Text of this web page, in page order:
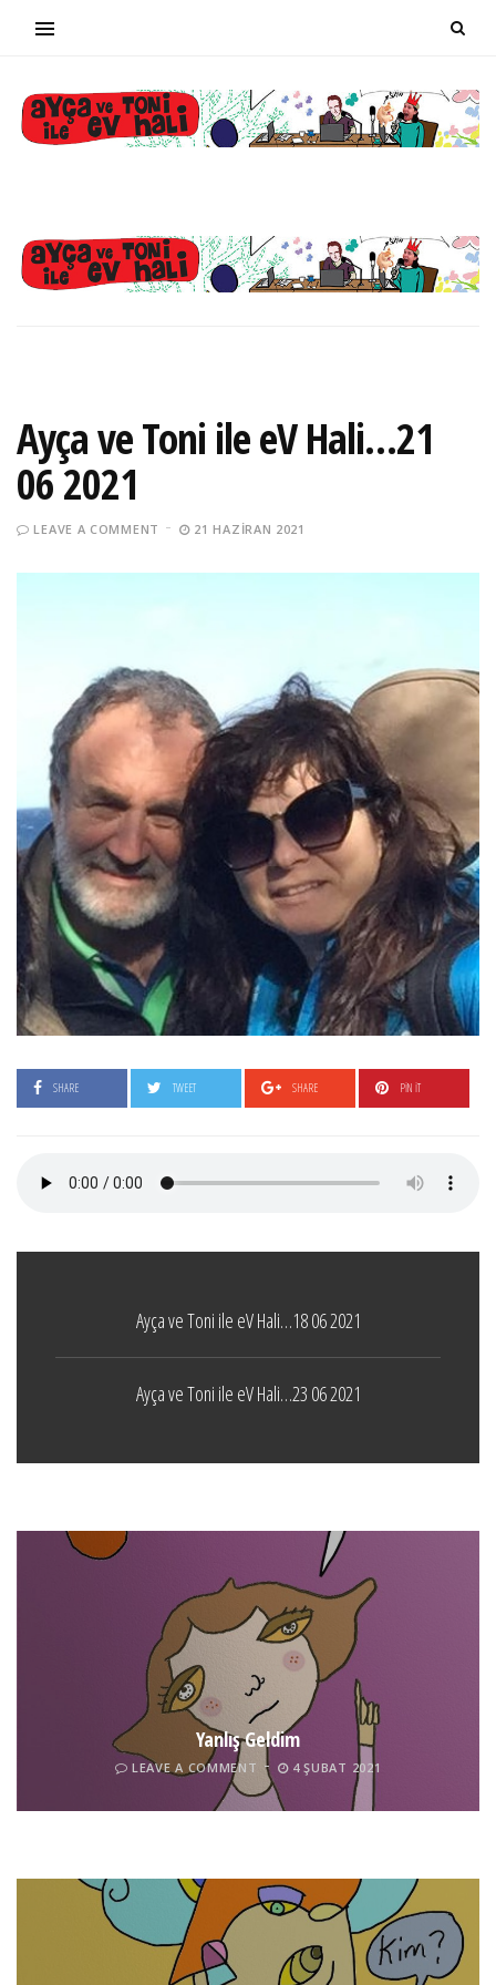
Ayça ve Toni ile eV Hali…21
06 2021
LEAVE A COMMENT 21 HAZIRAN 2021
SHARE TWEET SHARE PIN IT
Ayça ve Toni ile eV Hali…18 06 2021
Ayça ve Toni ile eV Hali…23 06 2021
Yanlış Geldim
LEAVE A COMMENT 4 ŞUBAT 2021
Tel İnsan
LEAVE A COMMENT 4 ŞUBAT 2021